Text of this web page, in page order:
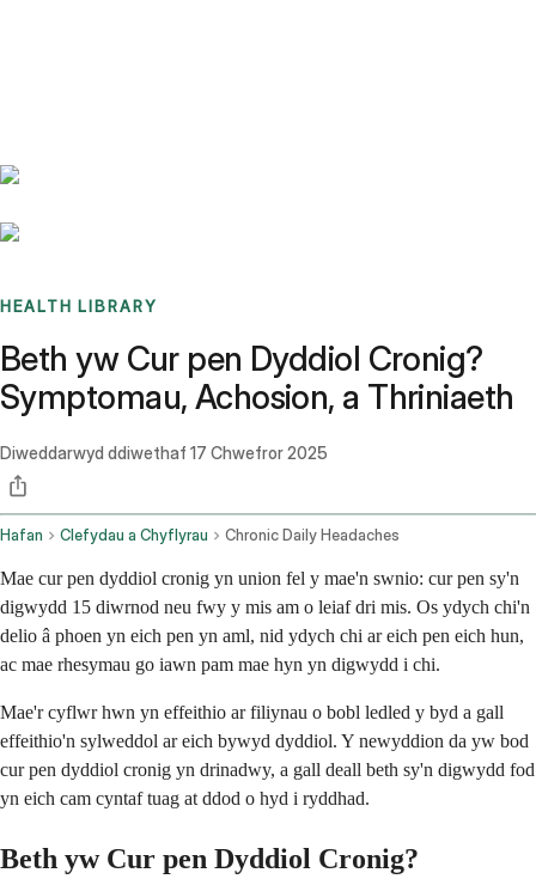
HEALTH LIBRARY
Beth yw Cur pen Dyddiol Cronig?
Symptomau, Achosion, a Thriniaeth
Diweddarwyd ddiwethaf 17 Chwefror 2025
Hafan Clefydau a Chyflyrau Chronic Daily Headaches
Mae cur pen dyddiol cronig yn union fel y mae'n swnio: cur pen sy'n
digwydd 15 diwrnod neu fwy y mis am o leiaf dri mis. Os ydych chi'n
delio â phoen yn eich pen yn aml, nid ydych chi ar eich pen eich hun,
ac mae rhesymau go iawn pam mae hyn yn digwydd i chi.
Mae'r cyflwr hwn yn effeithio ar filiynau o bobl ledled y byd a gall
effeithio'n sylweddol ar eich bywyd dyddiol. Y newyddion da yw bod
cur pen dyddiol cronig yn drinadwy, a gall deall beth sy'n digwydd fod
yn eich cam cyntaf tuag at ddod o hyd i ryddhad.
Beth yw Cur pen Dyddiol Cronig?